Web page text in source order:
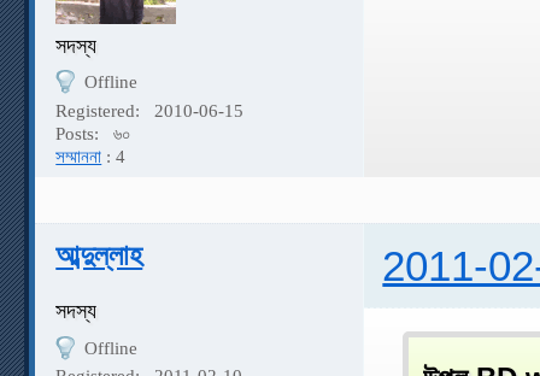
সদস্য
Offline
Registered:
2010-06-15
Posts:
৬০
সম্মাননা : 4
আব্দুল্লাহ 2011-
সদস্য
Offline